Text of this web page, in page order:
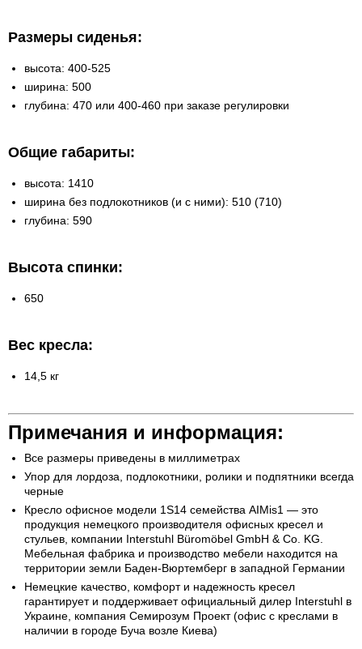
Размеры сиденья:
высота: 400-525
ширина: 500
глубина: 470 или 400-460 при заказе регулировки
Общие габариты:
высота: 1410
ширина без подлокотников (и с ними): 510 (710)
глубина: 590
Высота спинки:
650
Вес кресла:
14,5 кг
Примечания и информация:
Все размеры приведены в миллиметрах
Упор для лордоза, подлокотники, ролики и подпятники всегда
черные
Кресло офисное модели 1S14 семейства AIMis1 — это
продукция немецкого производителя офисных кресел и
стульев, компании Interstuhl Büromöbel GmbH & Co. KG.
Мебельная фабрика и производство мебели находится на
территории земли Баден-Вюртемберг в западной Германии
Немецкие качество, комфорт и надежность кресел
гарантирует и поддерживает официальный дилер Interstuhl в
Украине, компания Семирозум Проект (офис с креслами в
наличии в городе Буча возле Киева)